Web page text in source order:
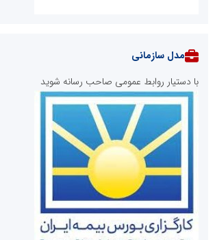
روابط عمومی خبرگزاری گزارش خبر
مدل سازمانی
با دستیار روابط عمومی صاحب رسانه شوید